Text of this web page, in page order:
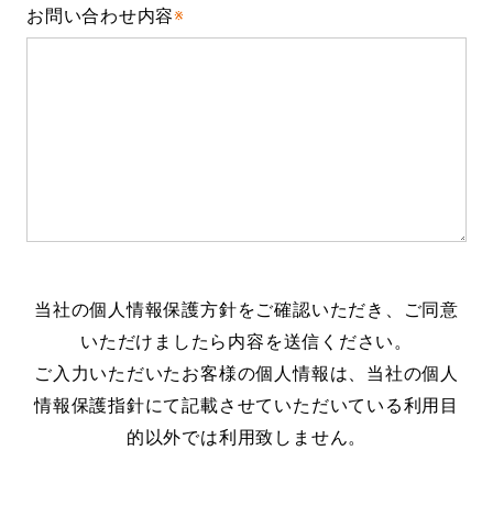
お問い合わせ内容※
当社の個人情報保護方針をご確認いただき、ご同意
いただけましたら内容を送信ください。
ご入力いただいたお客様の個人情報は、当社の個人
情報保護指針にて記載させていただいている利用目
的以外では利用致しません。